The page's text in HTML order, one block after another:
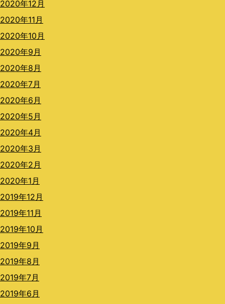
2020年12月
2020年11月
2020年10月
2020年9月
2020年8月
2020年7月
2020年6月
2020年5月
2020年4月
2020年3月
2020年2月
2020年1月
2019年12月
2019年11月
2019年10月
2019年9月
2019年8月
2019年7月
2019年6月